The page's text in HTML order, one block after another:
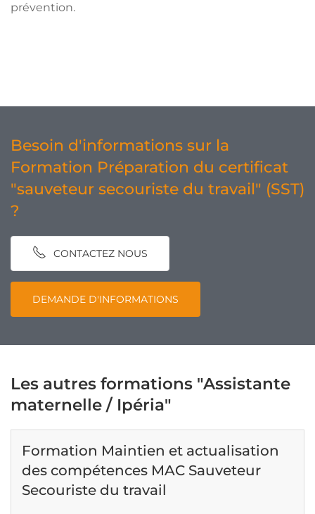
prévention.
Besoin d'informations sur la
Formation Préparation du certificat
"sauveteur secouriste du travail" (SST)
?
CONTACTEZ NOUS
DEMANDE D'INFORMATIONS
Les autres formations "Assistante
maternelle / Ipéria"
Formation Maintien et actualisation
des compétences MAC Sauveteur
Secouriste du travail